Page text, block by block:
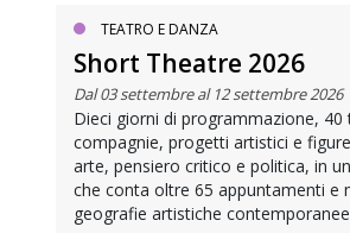
TEATRO E DANZA
Short Theatre 2026
Dal 03 settembre al 12 settembre 2026
Dieci giorni di programmazione, 40
compagnie, progetti artistici e
arte, pensiero critico e politica, in
che conta oltre 65 appuntamenti e
geografie artistiche contemporanee